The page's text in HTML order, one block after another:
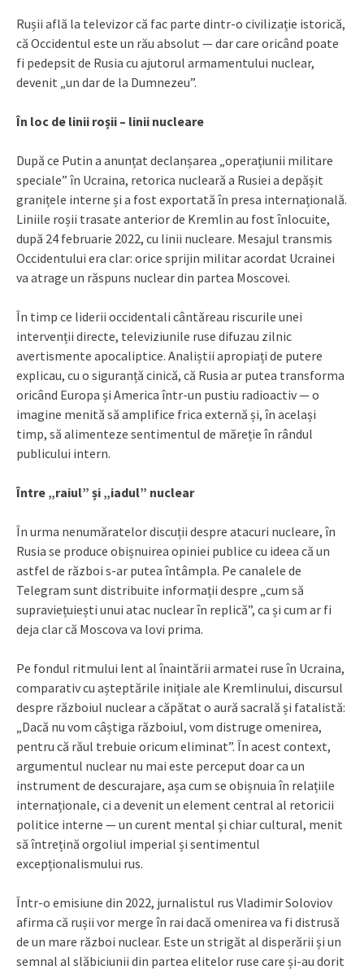
Rușii află la televizor că fac parte dintr-o civilizație istorică,
că Occidentul este un rău absolut — dar care oricând poate
fi pedepsit de Rusia cu ajutorul armamentului nuclear,
devenit „un dar de la Dumnezeu”.
În loc de linii roșii – linii nucleare
După ce Putin a anunțat declanșarea „operațiunii militare
speciale” în Ucraina, retorica nucleară a Rusiei a depășit
granițele interne și a fost exportată în presa internațională.
Liniile roșii trasate anterior de Kremlin au fost înlocuite,
după 24 februarie 2022, cu linii nucleare. Mesajul transmis
Occidentului era clar: orice sprijin militar acordat Ucrainei
va atrage un răspuns nuclear din partea Moscovei.
În timp ce liderii occidentali cântăreau riscurile unei
intervenții directe, televiziunile ruse difuzau zilnic
avertismente apocaliptice. Analiștii apropiați de putere
explicau, cu o siguranță cinică, că Rusia ar putea transforma
oricând Europa și America într-un pustiu radioactiv — o
imagine menită să amplifice frica externă și, în același
timp, să alimenteze sentimentul de măreție în rândul
publicului intern.
Între „raiul” și „iadul” nuclear
În urma nenumăratelor discuții despre atacuri nucleare, în
Rusia se produce obișnuirea opiniei publice cu ideea că un
astfel de război s-ar putea întâmpla. Pe canalele de
Telegram sunt distribuite informații despre „cum să
supraviețuiești unui atac nuclear în replică”, ca și cum ar fi
deja clar că Moscova va lovi prima.
Pe fondul ritmului lent al înaintării armatei ruse în Ucraina,
comparativ cu așteptările inițiale ale Kremlinului, discursul
despre războiul nuclear a căpătat o aură sacrală și fatalistă:
„Dacă nu vom câștiga războiul, vom distruge omenirea,
pentru că răul trebuie oricum eliminat”. În acest context,
argumentul nuclear nu mai este perceput doar ca un
instrument de descurajare, așa cum se obișnuia în relațiile
internaționale, ci a devenit un element central al retoricii
politice interne — un curent mental și chiar cultural, menit
să întrețină orgoliul imperial și sentimentul
excepționalismului rus.
Într-o emisiune din 2022, jurnalistul rus Vladimir Soloviov
afirma că rușii vor merge în rai dacă omenirea va fi distrusă
de un mare război nuclear. Este un strigăt al disperării și un
semnal al slăbiciunii din partea elitelor ruse care și-au dorit